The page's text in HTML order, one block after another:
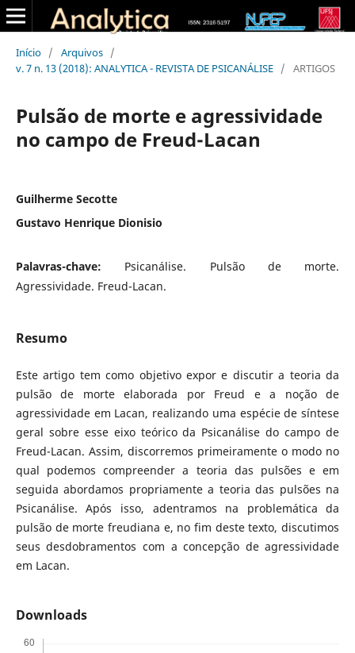
Início / Arquivos /
v. 7 n. 13 (2018): ANALYTICA - REVISTA DE PSICANÁLISE / ARTIGOS
Pulsão de morte e agressividade
no campo de Freud-Lacan
Guilherme Secotte
Gustavo Henrique Dionisio
Palavras-chave: Psicanálise. Pulsão de morte.
Agressividade. Freud-Lacan.
Resumo
Este artigo tem como objetivo expor e discutir a teoria da
pulsão de morte elaborada por Freud e a noção de
agressividade em Lacan, realizando uma espécie de síntese
geral sobre esse eixo teórico da Psicanálise do campo de
Freud-Lacan. Assim, discorremos primeiramente o modo no
qual podemos compreender a teoria das pulsões e em
seguida abordamos propriamente a teoria das pulsões na
Psicanálise. Após isso, adentramos na problemática da
pulsão de morte freudiana e, no fim deste texto, discutimos
seus desdobramentos com a concepção de agressividade
em Lacan.
Downloads